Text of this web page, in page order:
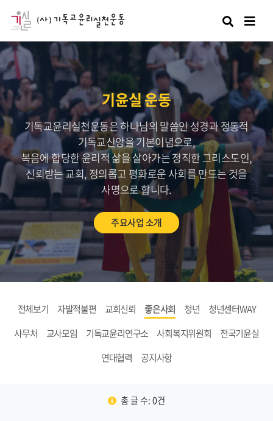
검색
기윤실 운동
기독교윤리실천운동은 하나님의 말씀인 성경과 정통적
기독교신앙을 기본이념으로,
복음에 합당한 윤리적 삶을 살아가는 정직한 그리스도인,
신뢰받는 교회, 정의롭고 평화로운 사회를 만드는 것을
사명으로 합니다.
주요사업 소개
전체보기 자발적불편 교회신뢰 좋은사회 청년
청년센터WAY
사무처
교사모임 기독교윤리연구소 사회복지위원회
전국기윤실
연대협력
공지사항
총 글 수: 0건